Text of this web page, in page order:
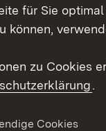
Erklärung zur
für Sie
können,
zu Cookies
.
Cookies